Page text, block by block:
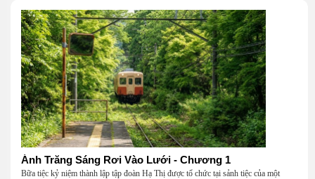
Ánh Trăng Sáng Rơi Vào Lưới - Chương 1
Bữa tiệc kỷ niệm thành lập tập đoàn Hạ Thị được tổ chức tại sảnh tiệc của một